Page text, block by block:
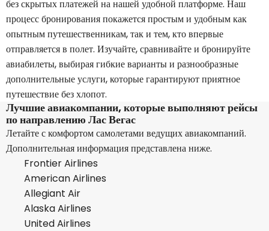
без скрытых платежей на нашей удобной платформе. Наш
процесс бронирования покажется простым и удобным как
опытным путешественникам, так и тем, кто впервые
отправляется в полет. Изучайте, сравнивайте и бронируйте
авиабилеты, выбирая гибкие варианты и разнообразные
дополнительные услуги, которые гарантируют приятное
путешествие без хлопот.
Лучшие авиакомпании, которые выполняют рейсы
по направлению Лас Вегас
Летайте с комфортом самолетами ведущих авиакомпаний.
Дополнительная информация представлена ниже.
Frontier Airlines
American Airlines
Allegiant Air
Alaska Airlines
United Airlines